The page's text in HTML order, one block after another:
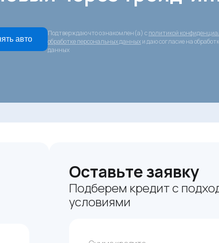
авто
Подтверждаю что ознакомлен(а) сполитикой
обработке персональных данныхи даю согласие на
данных
Оставьте заявку
Подберем кредит с
условиями